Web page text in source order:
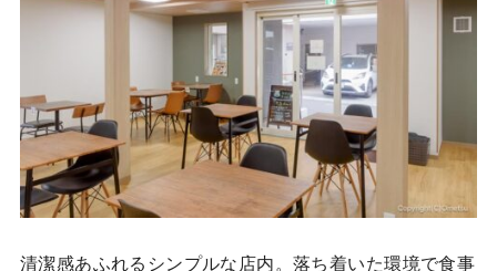
清潔感あふれるシンプルな店内。落ち着いた環境で食事